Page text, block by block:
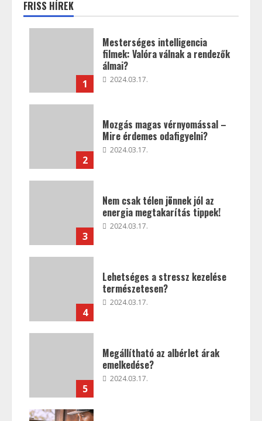
FRISS HÍREK
1
Mesterséges intelligencia
filmek: Valóra válnak a rendezők
álmai?
2024.03.17.
2
Mozgás magas vérnyomással –
Mire érdemes odafigyelni?
2024.03.17.
3
Nem csak télen jönnek jól az
energia megtakarítás tippek!
2024.03.17.
4
Lehetséges a stressz kezelése
természetesen?
2024.03.17.
5
Megállítható az albérlet árak
emelkedése?
2024.03.17.